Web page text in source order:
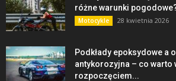
różne warunki
Motocykle 28 kwietnia 2026
Podkłady epoksydowe a
antykorozyjna – co warto
rozpoczęciem...